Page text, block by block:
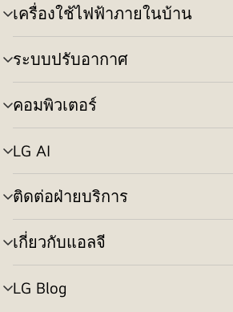
เครื่องใช้ไฟฟ้าภายในบ้าน
สลับ
เมนู
ระบบปรับอากาศ
สลับ
เมนู
คอมพิวเตอร์
สลับ
เมนู
LG AI
สลับ
เมนู
ติดต่อฝ่ายบริการ
สลับ
เมนู
เกี่ยวกับแอลจี
สลับ
เมนู
LG Blog
สลับ